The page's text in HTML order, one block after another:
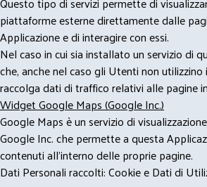
piattaforme esterne direttamente dalle
Applicazione e di interagire con essi.
Nel caso in cui sia installato un servizio di
che, anche nel caso gli Utenti non
raccolga dati di traffico relativi alle pagine
Widget Google Maps (Google Inc.)
Google Maps è un servizio di
Google Inc. che permette a questa
contenuti all'interno delle proprie pagine.
Dati Personali raccolti: Cookie e Dati di